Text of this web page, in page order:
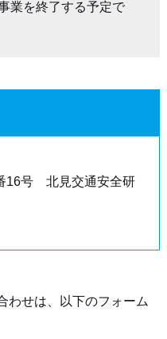
業を終了する予定で
16号 北見交通安全研
わせは、以下のフォーム